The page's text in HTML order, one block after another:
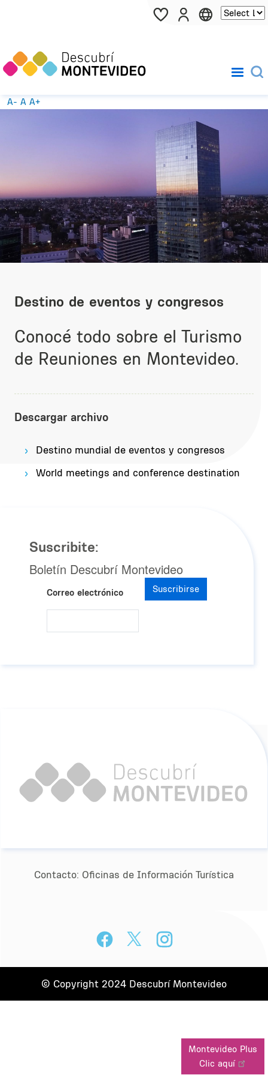
Pasar al contenido principal
A- A A+
Destino de eventos y congresos
Conocé todo sobre el Turismo
de Reuniones en Montevideo.
Descargar archivo
Destino mundial de eventos y congresos
World meetings and conference destination
Suscribite:
Boletín Descubrí Montevideo
Correo electrónico Suscribirse
Contacto: Oﬁcinas de Información Turística
© Copyright 2024 Descubrí Montevideo
Montevideo Plus
Clic aquí